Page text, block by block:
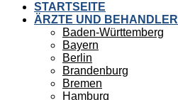
STARTSEITE
ÄRZTE UND BEHANDLER
Baden-Württemberg
Bayern
Berlin
Brandenburg
Bremen
Hamburg